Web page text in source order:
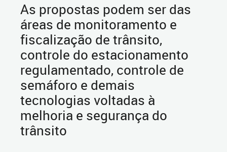
As propostas podem ser das
áreas de monitoramento e
fiscalização de trânsito,
controle do estacionamento
regulamentado, controle de
semáforo e demais
tecnologias voltadas à
melhoria e segurança do
trânsito